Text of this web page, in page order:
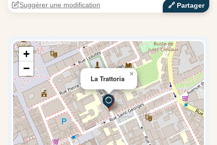
🔗‍️ Partager
Suggérer une modification
La Trattoria
×
+
−